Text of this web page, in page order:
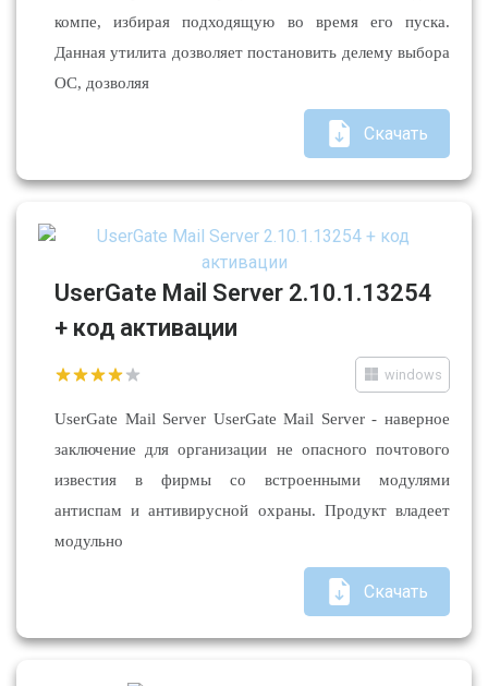
компе, избирая подходящую во время его пуска.
Данная утилита дозволяет постановить делему выбора
ОС, дозволяя
Скачать
UserGate Mail Server 2.10.1.13254
+ код активации
windows
UserGate Mail Server UserGate Mail Server - наверное
заключение для организации не опасного почтового
известия в фирмы со встроенными модулями
антиспам и антивирусной охраны. Продукт владеет
модульно
Скачать